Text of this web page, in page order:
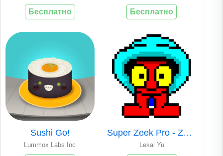
Бесплатно Бесплатно
Sushi Go!
Lummox Labs Inc
Super Zeek Pro - ZEEK THE GEEK
Lekai Yu